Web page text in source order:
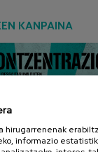
KANPAINA
hirugarrenenak
informazio